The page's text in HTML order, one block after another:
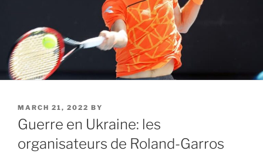
POSTED
ON
MARCH 21, 2022 BY
Guerre en Ukraine: les
organisateurs de Roland-Garros